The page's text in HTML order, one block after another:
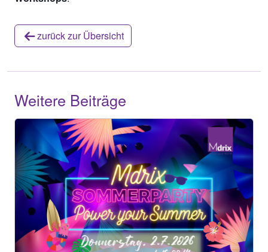
zurück zur Übersicht
Weitere Beiträge